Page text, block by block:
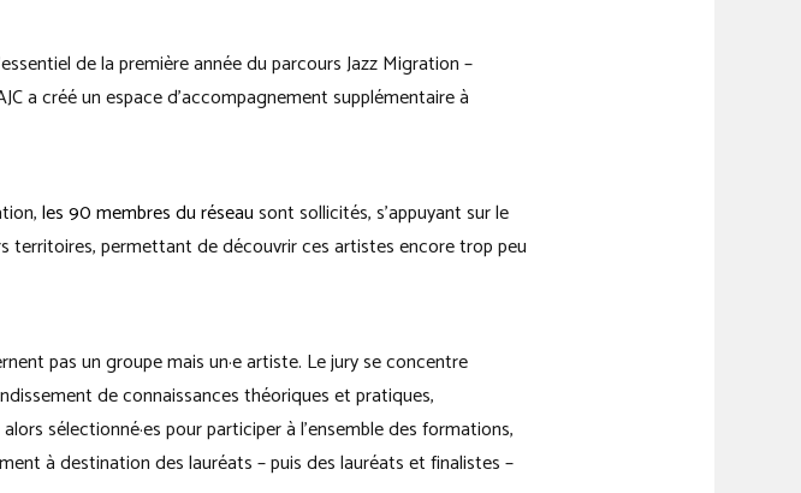
de la première année du parcours Jazz Migration –
a créé un espace d’accompagnement supplémentaire à
les 90 membres du réseausont sollicités, s’appuyant sur le
territoires, permettant de découvrir ces artistes encore trop peu
pas un groupe mais un·e artiste. Le jury se concentre
de connaissances théoriques et pratiques,
sélectionné·es pour participer à l’ensemble des formations,
à destination des lauréats – puis des lauréats et finalistes –